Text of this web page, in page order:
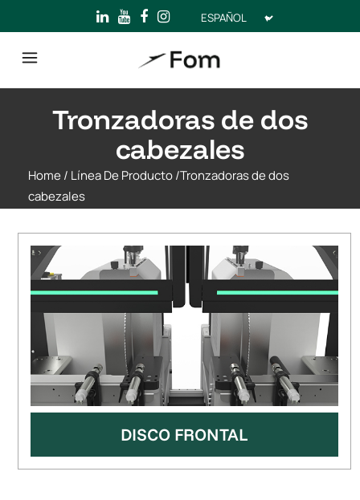
Elegir
un
idioma
Tronzadoras de dos
cabezales
Home / Línea De Producto/Tronzadoras de dos
cabezales
DISCO FRONTAL